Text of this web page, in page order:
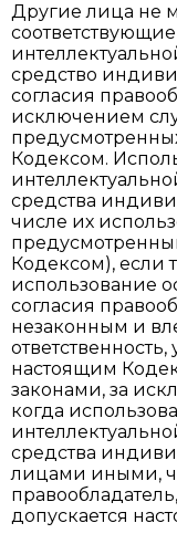
Другие лица не
соответствующие
средство
согласия
исключением
Кодексом.
средства
числе их
Кодексом), если
использование
согласия
незаконным и
настоящим
законами, за
когда
средства
лицами иными,
допускается